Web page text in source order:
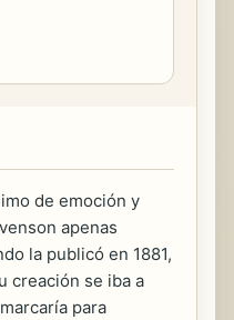
de emoción y
apenas
la publicó en 1881,
creación se iba a
para